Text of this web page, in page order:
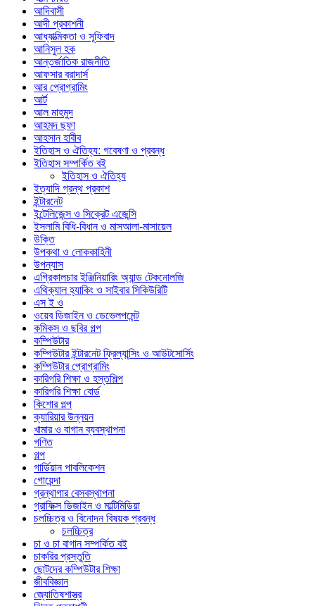
আদিবাসী
আদী প্রকাশনী
আধ্যাত্মিকতা ও সূফিবাদ
আনিসুল হক
আন্তর্জাতিক রাজনীতি
আফসার ব্রাদার্স
আর প্রোগ্রামিং
আর্ট
আল মাহমুদ
আহমদ ছফা
আহসান হাবীব
ইতিহাস ও ঐতিহ্য: গবেষণা ও প্রবন্ধ
ইতিহাস সম্পর্কিত বই
ইতিহাস ও ঐতিহ্য
ইত্যাদি গ্রন্থ প্রকাশ
ইন্টারনেট
ইন্টেলিজেন্স ও সিক্রেট এজেন্সি
ইসলামি বিধি-বিধান ও মাসআলা-মাসায়েল
উক্তি
উপকথা ও লোককাহিনী
উপন্যাস
এগ্রিকালচার ইঞ্জিনিয়ারিং অ্যান্ড টেকনোলজি
এথিক্যাল হ্যাকিং ও সাইবার সিকিউরিটি
এস ই ও
ওয়েব ডিজাইন ও ডেভেলপমেন্ট
কমিকস ও ছবির গল্প
কম্পিউটার
কম্পিউটার ইন্টারনেট ফ্রিল্যান্সিং ও আউটসোর্সিং
কম্পিউটার প্রোগ্রামিং
কারিগরি শিক্ষা ও হস্তশিল্প
কারিগরি শিক্ষা বোর্ড
কিশোর গল্প
ক্যারিয়ার উন্নয়ন
খামার ও বাগান ব্যবস্থাপনা
গণিত
গল্প
গার্ডিয়ান পাবলিকেশন
গোয়েন্দা
গ্রন্থাগার বেসবস্থাপনা
গ্রাফিক্স ডিজাইন ও মাল্টিমিডিয়া
চলচ্চিত্র ও বিনোদন বিষয়ক প্রবন্ধ
চলচ্চিত্র
চা ও চা বাগান সম্পর্কিত বই
চাকরির প্রস্তুতি
ছোটদের কম্পিউটার শিক্ষা
জীববিজ্ঞান
জ্যোতিষশাস্ত্র